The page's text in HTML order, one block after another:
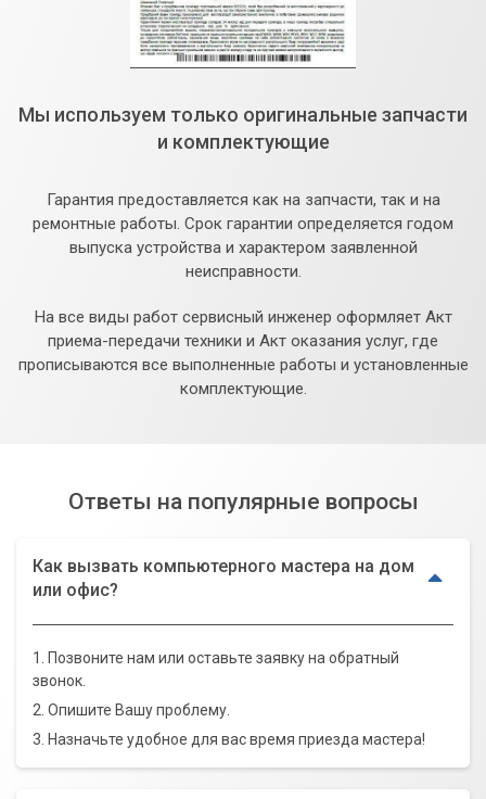
Мы используем только оригинальные запчасти
и комплектующие
Гарантия предоставляется как на запчасти, так и на
ремонтные работы. Срок гарантии определяется годом
выпуска устройства и характером заявленной
неисправности.
На все виды работ сервисный инженер оформляет Акт
приема-передачи техники и Акт оказания услуг, где
прописываются все выполненные работы и установленные
комплектующие.
Ответы на популярные вопросы
Как вызвать компьютерного мастера на дом
или офис?
1. Позвоните нам или оставьте заявку на обратный
звонок.
2. Опишите Вашу проблему.
3. Назначьте удобное для вас время приезда мастера!